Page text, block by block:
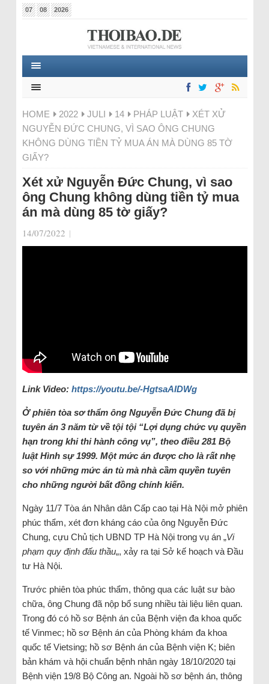
07 08 2026
HOME 2022 JULI 14 PHÁP LUẬT
XÉT XỬ
NGUYỄN ĐỨC CHUNG, VÌ SAO ÔNG CHUNG
KHÔNG DÙNG TIỀN TỶ MUA ÁN MÀ DÙNG 85 TỜ
GIẤY?
Xét xử Nguyễn Đức Chung, vì sao
ông Chung không dùng tiền tỷ mua
án mà dùng 85 tờ giấy?
14/07/2022 |
Link Video: https://youtu.be/-HgtsaAIDWg
Ở phiên tòa sơ thẩm ông Nguyễn Đức Chung đã bị
tuyên án 3 năm từ về tội tội “Lợi dụng chức vụ quyền
hạn trong khi thi hành công vụ”, theo điều 281 Bộ
luật Hình sự 1999. Một mức án được cho là rất nhẹ
so với những mức án tù mà nhà cầm quyền tuyên
cho những người bất đồng chính kiến.
Ngày 11/7 Tòa án Nhân dân Cấp cao tại Hà Nội mở phiên
phúc thẩm, xét đơn kháng cáo của ông Nguyễn Đức
Chung, cựu Chủ tịch UBND TP Hà Nội trong vụ án „Vi
phạm quy định đấu thầu„, xảy ra tại Sở kế hoạch và Đầu
tư Hà Nội.
Trước phiên tòa phúc thẩm, thông qua các luật sư bào
chữa, ông Chung đã nộp bổ sung nhiều tài liệu liên quan.
Trong đó có hồ sơ Bệnh án của Bệnh viện đa khoa quốc
tế Vinmec; hồ sơ Bệnh án của Phòng khám đa khoa
quốc tế Vietsing; hồ sơ Bệnh án của Bệnh viện K; biên
bản khám và hội chuẩn bệnh nhân ngày 18/10/2020 tại
Bệnh viện 19/8 Bộ Công an. Ngoài hồ sơ bệnh án, thông